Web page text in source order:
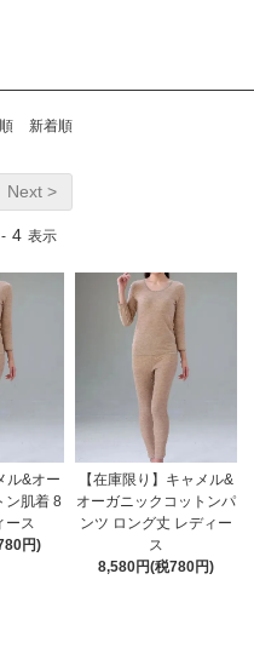
新着順
Next >
- 4 表示
ル&オー
ン肌着 8
ース
円)
【在庫限り】キャメル&
オーガニックコットンパ
ンツ ロング丈 レディー
ス
8,580円(税780円)